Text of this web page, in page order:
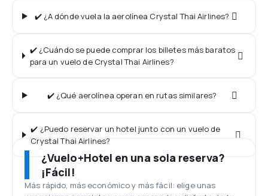
✔️ ¿A dónde vuela la aerolínea Crystal Thai Airlines?
✔️ ¿Cuándo se puede comprar los billetes más baratos
para un vuelo de Crystal Thai Airlines?
✔️ ¿Qué aerolínea operan en rutas similares?
✔️ ¿Puedo reservar un hotel junto con un vuelo de
Crystal Thai Airlines?
¿Vuelo+Hotel en una sola reserva?
¡Fácil!
Más rápido, más económico y más fácil: elige unas